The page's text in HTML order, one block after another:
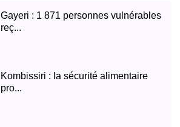
Gayeri : 1 871 personnes vulnérables
reç...
Kombissiri : la sécurité alimentaire
pro...